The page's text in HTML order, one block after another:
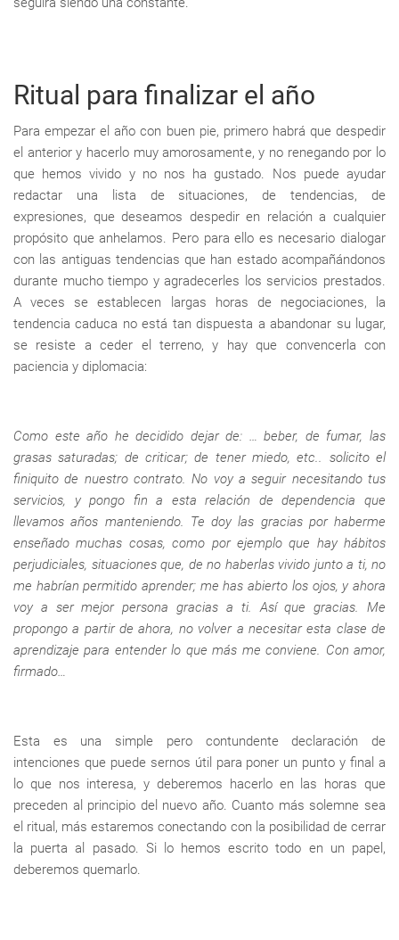
Ritual para finalizar el año
Para empezar el año con buen pie, primero habrá que despedir
el anterior y hacerlo muy amorosamente, y no renegando por lo
que hemos vivido y no nos ha gustado. Nos puede ayudar
redactar una lista de situaciones, de tendencias, de
expresiones, que deseamos despedir en relación a cualquier
propósito que anhelamos. Pero para ello es necesario dialogar
con las antiguas tendencias que han estado acompañándonos
durante mucho tiempo y agradecerles los servicios prestados.
A veces se establecen largas horas de negociaciones, la
tendencia caduca no está tan dispuesta a abandonar su lugar,
se resiste a ceder el terreno, y hay que convencerla con
paciencia y diplomacia:
Como este año he decidido dejar de: … beber, de fumar, las
grasas saturadas; de criticar; de tener miedo, etc.. solicito el
finiquito de nuestro contrato. No voy a seguir necesitando tus
servicios, y pongo fin a esta relación de dependencia que
llevamos años manteniendo. Te doy las gracias por haberme
enseñado muchas cosas, como por ejemplo que hay hábitos
perjudiciales, situaciones que, de no haberlas vivido junto a ti, no
me habrían permitido aprender; me has abierto los ojos, y ahora
voy a ser mejor persona gracias a ti. Así que gracias. Me
propongo a partir de ahora, no volver a necesitar esta clase de
aprendizaje para entender lo que más me conviene. Con amor,
firmado…
Esta es una simple pero contundente declaración de
intenciones que puede sernos útil para poner un punto y final a
lo que nos interesa, y deberemos hacerlo en las horas que
preceden al principio del nuevo año. Cuanto más solemne sea
el ritual, más estaremos conectando con la posibilidad de cerrar
la puerta al pasado. Si lo hemos escrito todo en un papel,
deberemos quemarlo.